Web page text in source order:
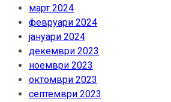
март 2024
февруари 2024
јануари 2024
декември 2023
ноември 2023
октомври 2023
септември 2023